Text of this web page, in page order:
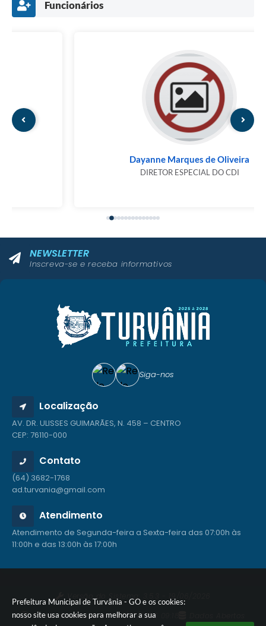
Prefeitura Municipal de Turvânia - GO e os cookies:
nosso site usa cookies para melhorar a sua
Funcionários
Dayanne Marques de Oliveira
DIRETOR ESPECIAL DO CDI
Siga-nos
Localização
AV. DR. ULISSES GUIMARÃES, N. 458 – CENTRO
CEP: 76110-000
Contato
(64) 3682-1768
ad.turvania@gmail.com
Atendimento
Atendimento de Segunda-feira a Sexta-feira das 07:00h às
11:00h e das 13:00h às 17:00h
NEWSLETTER
Inscreva-se e receba informativos
Portal atualizado em:27/07/2026 09:18